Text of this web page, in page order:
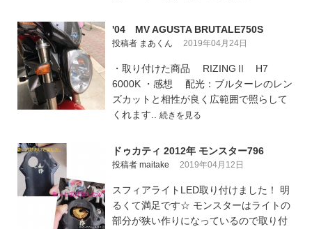
'04 MV AGUSTA BRUTALE750S
投稿者 まあくん 2019年04月24日
・取り付けた商品 RIZINGⅡ H7
6000K ・感想 配光：ブルターレのレン
ズカットと相性が良く広範囲で照らして
くれます.. 続きを見る
ドゥカティ 2012年 モンスター796
投稿者 maitake 2019年04月12日
スフィアライトLED取り付けました！ 明
るくて満足です☆ モンスターはライトの
部分が狭い作りになっているので取り付